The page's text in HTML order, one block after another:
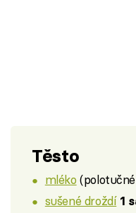
Těsto
mléko
sušené droždí 1